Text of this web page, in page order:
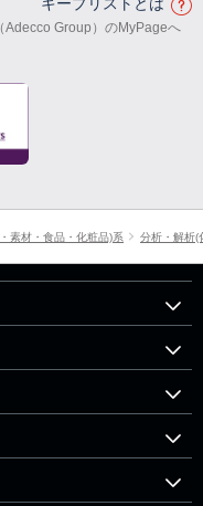
キープリストとは
Adecco Group）のMyPageへ
素材・食品・化粧品)系 分析・解析(